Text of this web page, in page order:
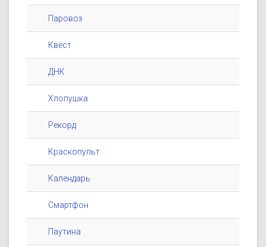
Паровоз
Квест
ДНК
Хлопушка
Рекорд
Краскопульт
Календарь
Смартфон
Паутина